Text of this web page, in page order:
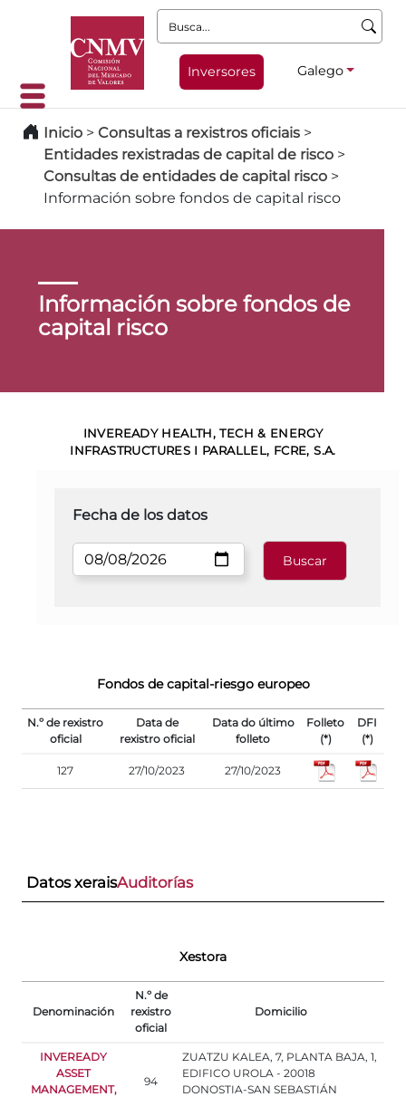
Busca:
Inversores Galego
Inicio > Consultas a rexistros oficiais >
Entidades rexistradas de capital de risco >
Consultas de entidades de capital risco >
Información sobre fondos de capital risco
Información sobre fondos de
capital risco
INVEREADY HEALTH, TECH & ENERGY
INFRASTRUCTURES I PARALLEL, FCRE, S.A.
Fecha de los datos
Fondos de capital-riesgo europeo
N.º de rexistro
oficial
Data de
rexistro oficial
Data do último
folleto
Folleto
(*)
DFI
(*)
127 27/10/2023 27/10/2023
Datos xeraisAuditorías
Xestora
Denominación
N.º de
rexistro
oficial
Domicilio
INVEREADY
ASSET
MANAGEMENT,
94
ZUATZU KALEA, 7, PLANTA BAJA, 1,
EDIFICO UROLA - 20018
DONOSTIA-SAN SEBASTIÁN